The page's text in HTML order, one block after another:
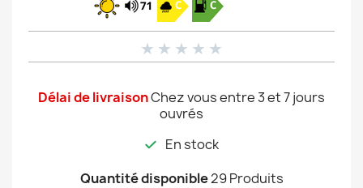
★ ★ ★ ★ ★
Délai de livraisonChez vous entre 3 et 7 jours
ouvrés
En stock
Quantité disponible29 Produits